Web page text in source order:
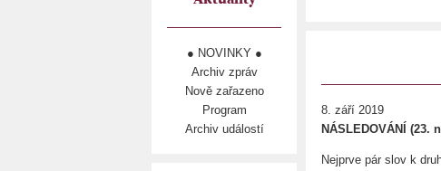
● NOVINKY ●
Archiv zpráv
Nově zařazeno
Program
Archiv událostí
8. září 2019
NÁSLEDOVÁNÍ (23.
Nejprve pár slov k